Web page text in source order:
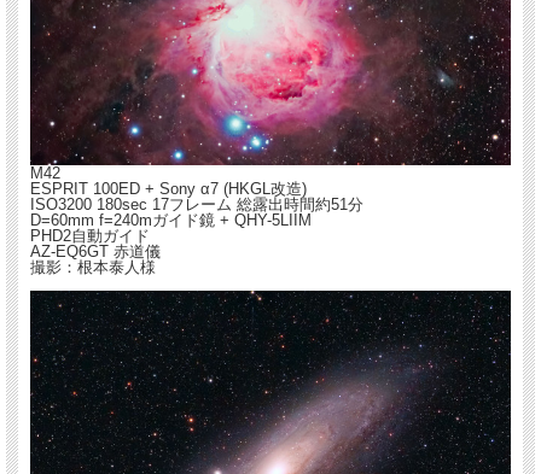
M42
ESPRIT 100ED + Sony α7 (HKGL改造)
ISO3200 180sec 17フレーム 総露出時間約51分
D=60mm f=240mガイド鏡 + QHY-5LIIM
PHD2自動ガイド
AZ-EQ6GT 赤道儀
撮影：根本泰人様